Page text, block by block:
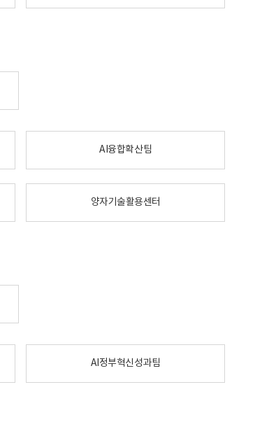
AI융합확산팀
양자기술활용센터
AI정부혁신성과팀